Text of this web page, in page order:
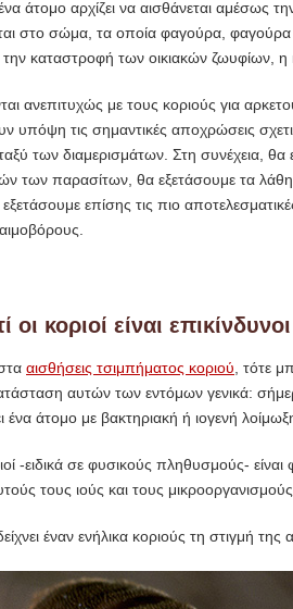
άτομο αρχίζει να αισθάνεται αμέσως
στο σώμα, τα οποία φαγούρα, φαγούρα
καταστροφή των οικιακών ζωυφίων, η
ανεπιτυχώς με τους κοριούς για
υπόψη τις σημαντικές αποχρώσεις
των διαμερισμάτων. Στη συνέχεια, θα
των παρασίτων, θα εξετάσουμε τα
επίσης τις πιο
οι κοριοί είναι
αισθήσεις τσιμπήματος κοριού , τότε
αυτών των εντόμων γενικά:
ένα άτομο με βακτηριακή ή ιογενή
-ειδικά σε φυσικούς πληθυσμούς-
τους ιούς και τους
έναν ενήλικα κοριούς τη στιγμή της